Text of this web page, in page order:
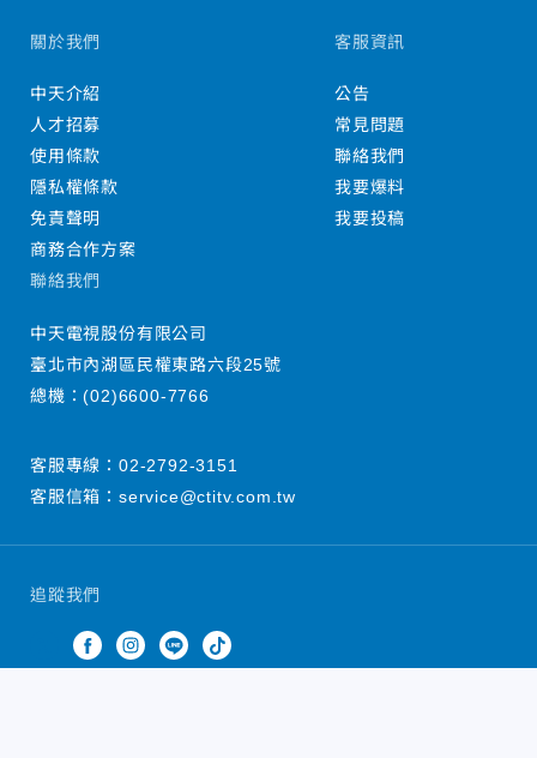
追蹤我們
關於我們
中天介紹
人才招募
使用條款
隱私權條款
免責聲明
商務合作方案
客服資訊
公告
常見問題
聯絡我們
我要爆料
我要投稿
聯絡我們
中天電視股份有限公司
臺北市內湖區民權東路六段25號
總機：(02)6600-7766
客服專線： 02-2792-3151
客服信箱： service@ctitv.com.tw